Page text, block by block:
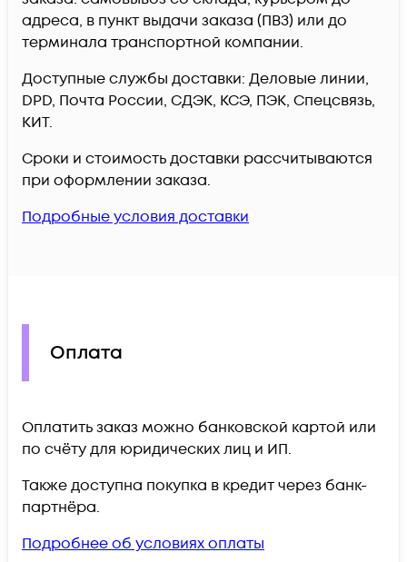
адреса, в пункт выдачи заказа (ПВЗ) или до
терминала транспортной компании.
Доступные службы доставки: Деловые линии,
DPD, Почта России, СДЭК, КСЭ, ПЭК, Спецсвязь,
КИТ.
Сроки и стоимость доставки рассчитываются
при оформлении заказа.
Подробные условия доставки
Оплата
Оплатить заказ можно банковской картой или
по счёту для юридических лиц и ИП.
Также доступна покупка в кредит через банк-
партнёра.
Подробнее об условиях оплаты